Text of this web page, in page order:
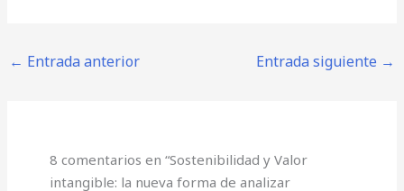
← Entrada anterior Entrada siguiente →
8 comentarios en “Sostenibilidad y Valor
intangible: la nueva forma de analizar